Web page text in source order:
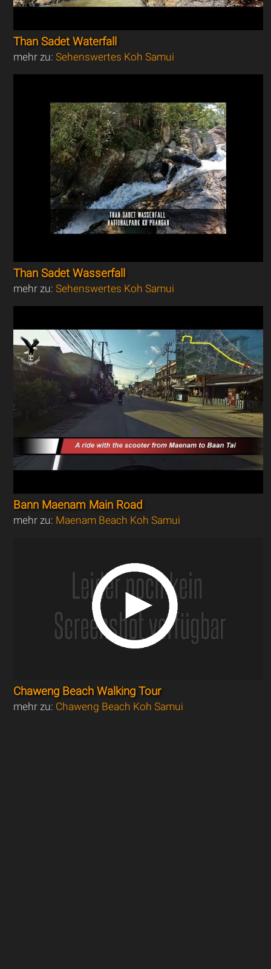
Than Sadet Waterfall
mehr zu:Sehenswertes Koh Samui
Than Sadet Wasserfall
mehr zu:Sehenswertes Koh Samui
Bann Maenam Main Road
mehr zu: Maenam Beach Koh Samui
Chaweng Beach Walking Tour
mehr zu: Chaweng Beach Koh Samui